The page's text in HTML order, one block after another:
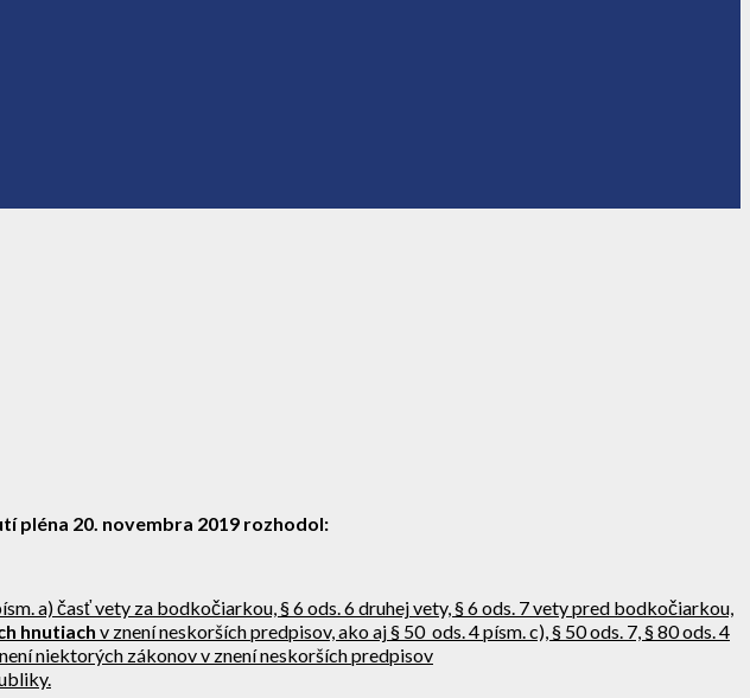
pléna 20. novembra 2019 rozhodol:
a) časť vety za bodkočiarkou, § 6 ods. 6 druhej vety, § 6 ods. 7 vety pred bodkočiarkou,
hnutiach v znení neskorších predpisov, ako aj § 50 ods. 4 písm. c), § 50 ods. 7, § 80 ods. 4
niektorých zákonov v znení neskorších predpisov